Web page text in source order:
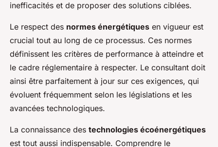
inefficacités et de proposer des solutions ciblées.
Le respect des normes énergétiques en vigueur est
crucial tout au long de ce processus. Ces normes
définissent les critères de performance à atteindre et
le cadre réglementaire à respecter. Le consultant doit
ainsi être parfaitement à jour sur ces exigences, qui
évoluent fréquemment selon les législations et les
avancées technologiques.
La connaissance des technologies écoénergétiques
est tout aussi indispensable. Comprendre le